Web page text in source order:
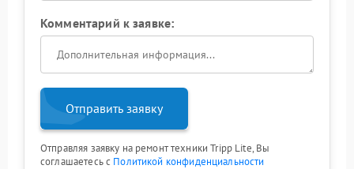
Комментарий к заявке:
Отправить заявку
Отправляя заявку на ремонт техники Tripp Lite, Вы
соглашаетесь с Политикой конфиденциальности